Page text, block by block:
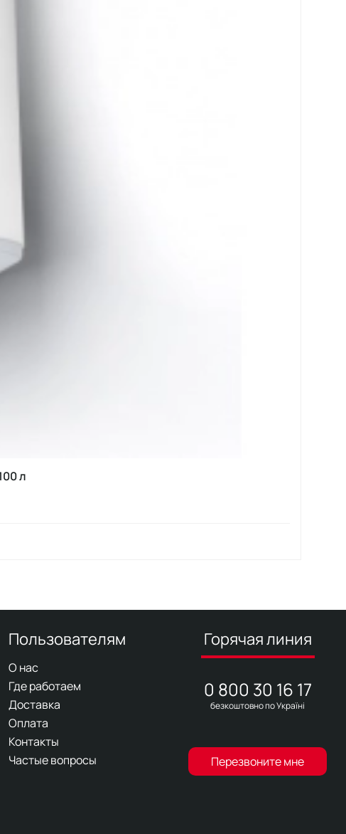
л
Пользователям
О нас
Где работаем
Доставка
Оплата
Контакты
Частые вопросы
Горячая линия
0 800 30 16 17
безкоштовно по Україні
Перезвоните мне